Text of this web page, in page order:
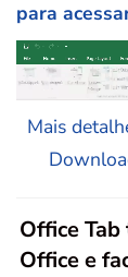
para
Mais
Office
Office e